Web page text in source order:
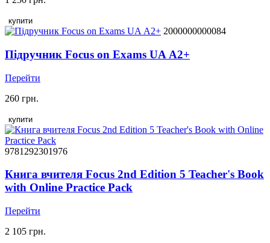
купити
2000000000084
Підручник Focus on Exams UA А2+
Перейти
260 грн.
купити
9781292301976
Книга вчителя Focus 2nd Edition 5 Teacher's Book
with Online Practice Pack
Перейти
2 105 грн.